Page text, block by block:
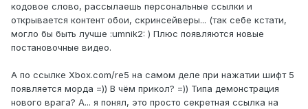
кодовое слово, рассылаешь персональные ссылки и
открывается контент обои, скринсейверы... (так себе кстати,
могло бы быть лучше :umnik2: ) Плюс появляются новые
постановочные видео.
А по ссылке Xbox.com/re5 на самом деле при нажатии шифт 5
появляется морда =)) В чём прикол? =)) Типа демонстрация
нового врага? А... я понял, это просто секретная ссылка на